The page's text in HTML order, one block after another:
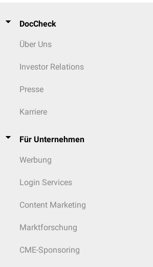
DocCheck
Über Uns
Investor Relations
Presse
Karriere
Für Unternehmen
Werbung
Login Services
Content Marketing
Marktforschung
CME-Sponsoring